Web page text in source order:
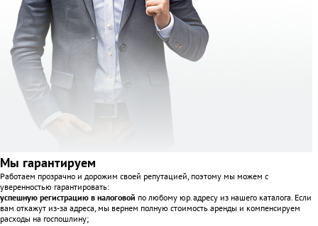
Мы гарантируем
Работаем прозрачно и дорожим своей репутацией, поэтому мы можем с
уверенностью гарантировать:
успешную регистрацию в налоговой по любому юр.адресу из нашего каталога. Если
вам откажут из-за адреса, мы вернем полную стоимость аренды и компенсируем
расходы на госпошлину;